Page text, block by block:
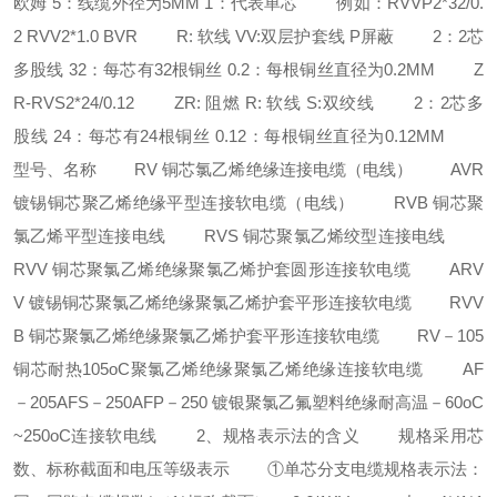
2 RVV2*1.0 BVR R: 软线 VV:双层护套线 P屏蔽 2：2芯
多股线 32：每芯有32根铜丝 0.2：每根铜丝直径为0.2MM Z
R-RVS2*24/0.12 ZR: 阻燃 R: 软线 S:双绞线 2：2芯多
股线 24：每芯有24根铜丝 0.12：每根铜丝直径为0.12MM
型号、名称 RV 铜芯氯乙烯绝缘连接电缆（电线） AVR
镀锡铜芯聚乙烯绝缘平型连接软电缆（电线） RVB 铜芯聚
氯乙烯平型连接电线 RVS 铜芯聚氯乙烯绞型连接电线
RVV 铜芯聚氯乙烯绝缘聚氯乙烯护套圆形连接软电缆 ARV
V 镀锡铜芯聚氯乙烯绝缘聚氯乙烯护套平形连接软电缆 RVV
B 铜芯聚氯乙烯绝缘聚氯乙烯护套平形连接软电缆 RV－105
铜芯耐热105oC聚氯乙烯绝缘聚氯乙烯绝缘连接软电缆 AF
－205AFS－250AFP－250 镀银聚氯乙氟塑料绝缘耐高温－60oC
~250oC连接软电线 2、规格表示法的含义 规格采用芯
数、标称截面和电压等级表示 ①单芯分支电缆规格表示法：